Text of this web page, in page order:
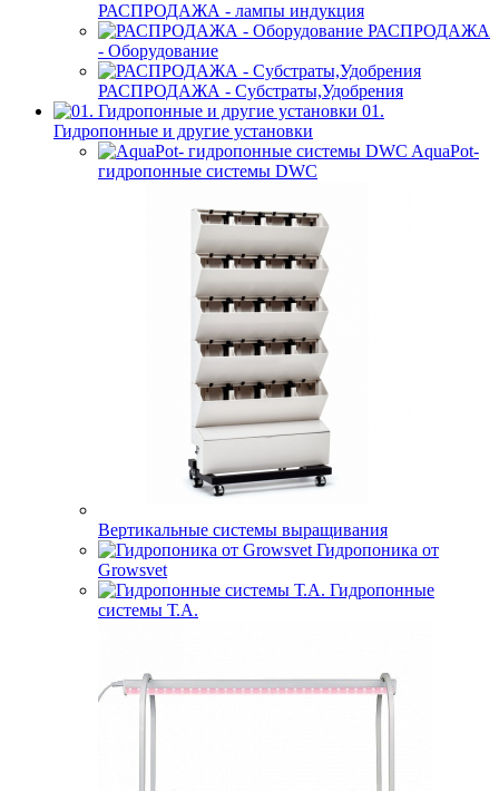
РАСПРОДАЖА - лампы индукция
РАСПРОДАЖА
- Оборудование
РАСПРОДАЖА - Субстраты,Удобрения
01.
Гидропонные и другие установки
AquaPot-
гидропонные системы DWC
Вертикальные системы выращивания
Гидропоника от
Growsvet
Гидропонные
системы Т.A.